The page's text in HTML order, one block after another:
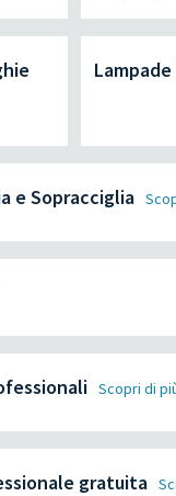
Lampade
e Sopracciglia
Scopri di
gratuita